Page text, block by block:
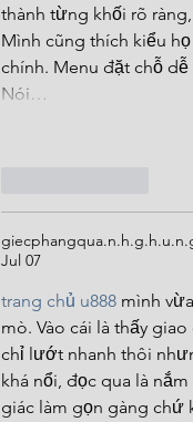
thành từng khối rõ
Mình cũng thích kiểu
chính. Menu đặt chỗ
Nói…
Jul 07
trang chủ u888 mình
mò. Vào cái là thấy
chỉ lướt nhanh thôi
khá nổi, đọc qua là
giác làm gọn gàng chứ